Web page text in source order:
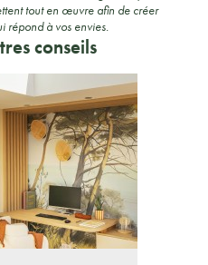
tout en œuvre afin de créer
répond à vos envies.
conseils